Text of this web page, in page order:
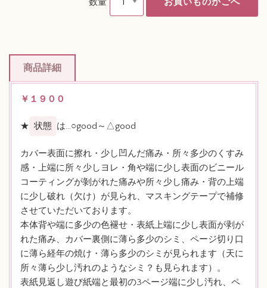
数量
商品詳細
￥１９００
★ 状態 は…○good～△good
カバー表面に擦れ・少し凹んだ痛み・所々多少のくすみ
感・上端に所々少しヨレ・角や端に少し表面のビニール
コーティングが剝がれた痛みや所々少し痛み・背の上端
に少し破れ（欠け）が見られ、マスキングテープで補修
させていただいております。
本体背や端に多少の色褪せ・表紙上端に少し表面が剥が
れた痛み、カバー裏側に薄ら多少のシミ、ページ切り口
に薄ら経年の焼け・薄ら多少のシミが見られます（天に
所々薄ら少し汚れのようなシミ？も見られます）。
表紙見返し遊び紙端と最初の3ページ端に少し汚れ、ペ